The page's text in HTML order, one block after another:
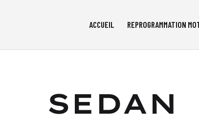
ACCUEIL REPROGRAMMATION
SEDAN